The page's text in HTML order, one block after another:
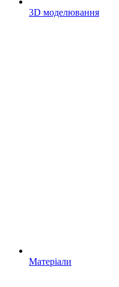
3D моделювання
Матеріали